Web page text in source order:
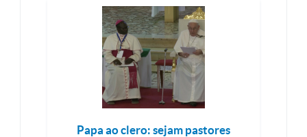
Papa ao clero: sejam pastores